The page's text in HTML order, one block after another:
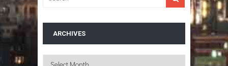
ARCHIVES
Archives